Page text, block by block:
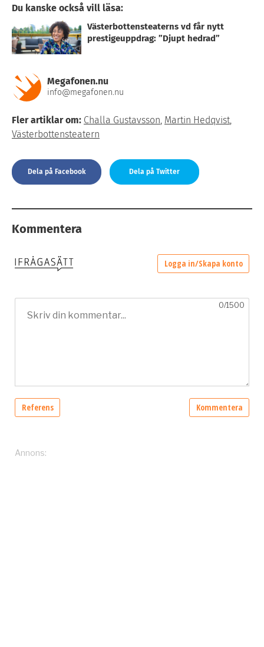
Du kanske också vill läsa:
Västerbottensteaterns vd får nytt
prestigeuppdrag: ”Djupt hedrad”
Megafonen.nu
info@megafonen.nu
Fler artiklar om: Challa Gustavsson, Martin Hedqvist,
Västerbottensteatern
Dela på Facebook Dela på Twitter
Kommentera